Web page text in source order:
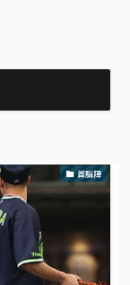
首脳陣